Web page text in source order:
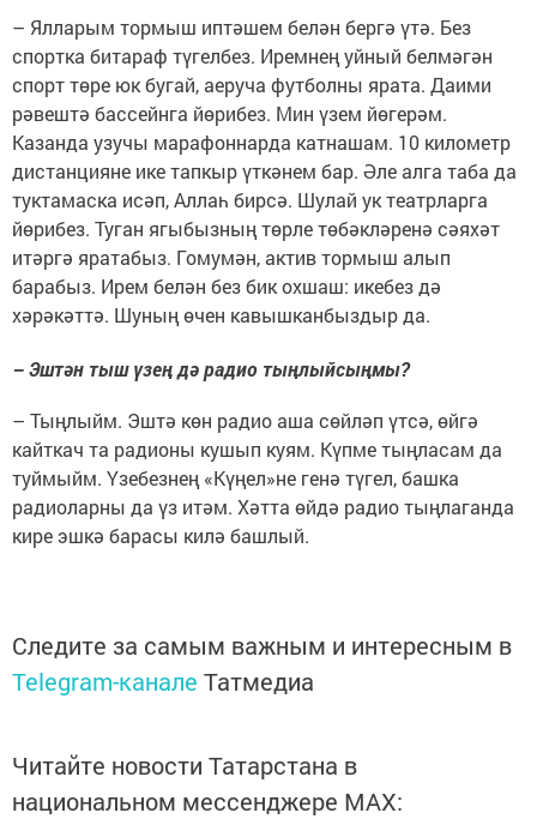
– Ялларым тормыш иптәшем белән бергә үтә. Без
спортка битараф түгелбез. Иремнең уйный белмәгән
спорт төре юк бугай, аеруча футболны ярата. Даими
рәвештә бассейнга йөрибез. Мин үзем йөгерәм.
Казанда узучы марафоннарда катнашам. 10 километр
дистанцияне ике тапкыр үткәнем бар. Әле алга таба да
туктамаска исәп, Аллаһ бирсә. Шулай ук театрларга
йөрибез. Туган ягыбызның төрле төбәкләренә сәяхәт
итәргә яратабыз. Гомумән, актив тормыш алып
барабыз. Ирем белән без бик охшаш: икебез дә
хәрәкәттә. Шуның өчен кавышканбыздыр да.
– Эштән тыш үзең дә радио тыңлыйсыңмы?
– Тыңлыйм. Эштә көн радио аша сөйләп үтсә, өйгә
кайткач та радионы кушып куям. Күпме тыңласам да
туймыйм. Үзебезнең «Күңел»не генә түгел, башка
радиоларны да үз итәм. Хәтта өйдә радио тыңлаганда
кире эшкә барасы килә башлый.
Следите за самым важным и интересным в
Telegram-канале Татмедиа
Читайте новости Татарстана в
национальном мессенджере MАХ: